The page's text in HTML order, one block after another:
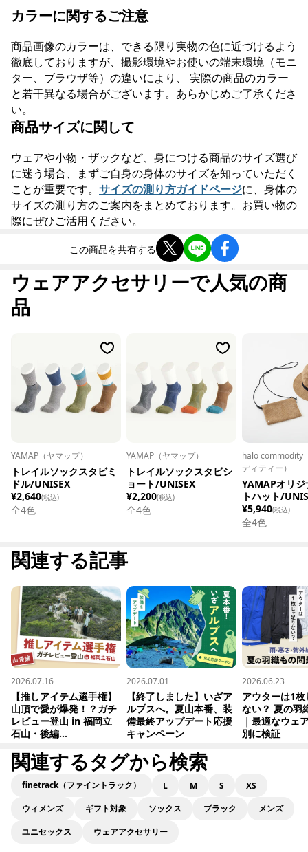
カラーに関するご注意
商品画像のカラーは、できる限り実物の色に近づけるよう
徹底しておりますが、撮影環境やお使いの端末環境（モニ
ター、ブラウザ等）の違いにより、 実際の商品のカラー
と若干異なる場合がございます。あらかじめご了承くださ
い。
商品サイズに関して
ウェアや小物・ザックなど、身につける商品のサイズ選び
に迷う場合、まずご自身の身体のサイズを知っていただく
ことが重要です。 サイズの測り方ガイドページに、身体の
サイズの測り方のご案内をまとめております。お買い物の
際にぜひご活用ください。
この商品を共有する
ウェアアクセサリーで人気の商
品
YAMAP（ヤマップ）
トレイルソックスタビミ
ドル/UNISEX
¥2,640(税込)
全4色
YAMAP（ヤマップ）
トレイルソックスタビシ
ョート/UNISEX
¥2,200(税込)
全4色
halo commodity
ディティー）
YAMAPオリジ
トハット/
¥5,940(税込)
全4色
関連する記事
2026.07.16
【推しアイテム選手権】
山頂で愛が爆発！？ガチ
レビュー登山 in 福岡立
石山・後編...
2026.07.01
【終了しました】いざア
ルプスへ。夏山本番、装
備最終アップデート応援
キャンペーン
2026.06.23
アウターは1
ない？ 夏の羽
｜最適なウェ
別に検証
関連するタグから検索
finetrack（ファイントラック） L M S
XS
ウィメンズ
ギフト対象 ソックス ブラック
メンズ
ユニセックス
ウェアアクセサリー